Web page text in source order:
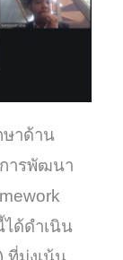
ษาด้าน
ารพัฒนา
ด้ดำเนิน